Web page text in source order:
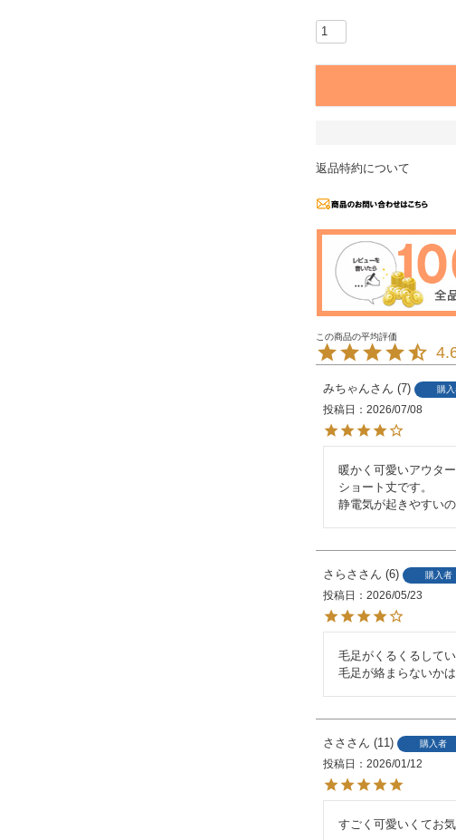
返品特約について
みちゃん 7 購
投稿日
2026/07/08
暖かく可愛いアウター
ショート丈です。
静電気が起きやすい
さらさ 6 購入者
投稿日
2026/05/23
毛足がくるくるして
毛足が絡まらないか
ささ 11 購入者
投稿日
2026/01/12
すごく可愛いくてお